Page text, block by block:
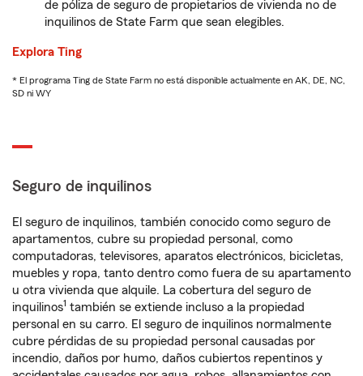
de póliza de seguro de propietarios de vivienda no de
inquilinos de State Farm que sean elegibles.
Explora Ting
* El programa Ting de State Farm no está disponible actualmente en AK, DE, NC,
SD ni WY
Seguro de inquilinos
El seguro de inquilinos, también conocido como seguro de
apartamentos, cubre su propiedad personal, como
computadoras, televisores, aparatos electrónicos, bicicletas,
muebles y ropa, tanto dentro como fuera de su apartamento
u otra vivienda que alquile. La cobertura del seguro de
inquilinos1 también se extiende incluso a la propiedad
personal en su carro. El seguro de inquilinos normalmente
cubre pérdidas de su propiedad personal causadas por
incendio, daños por humo, daños cubiertos repentinos y